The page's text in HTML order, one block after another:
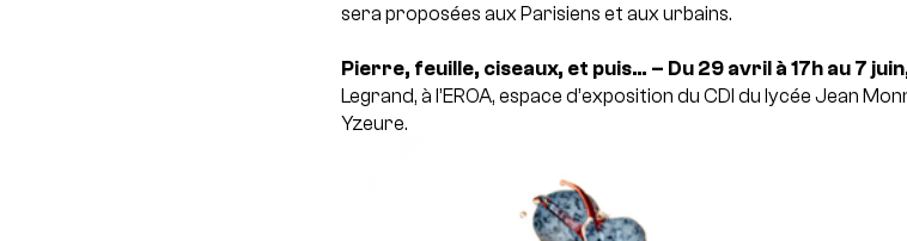
sera proposées aux Parisiens et aux urbains.
Pierre, feuille, ciseaux, et puis… – Du 29 avril à 17h au 7 juin,
Legrand, à l’EROA, espace d’exposition du CDI du lycée Jean
Yzeure.